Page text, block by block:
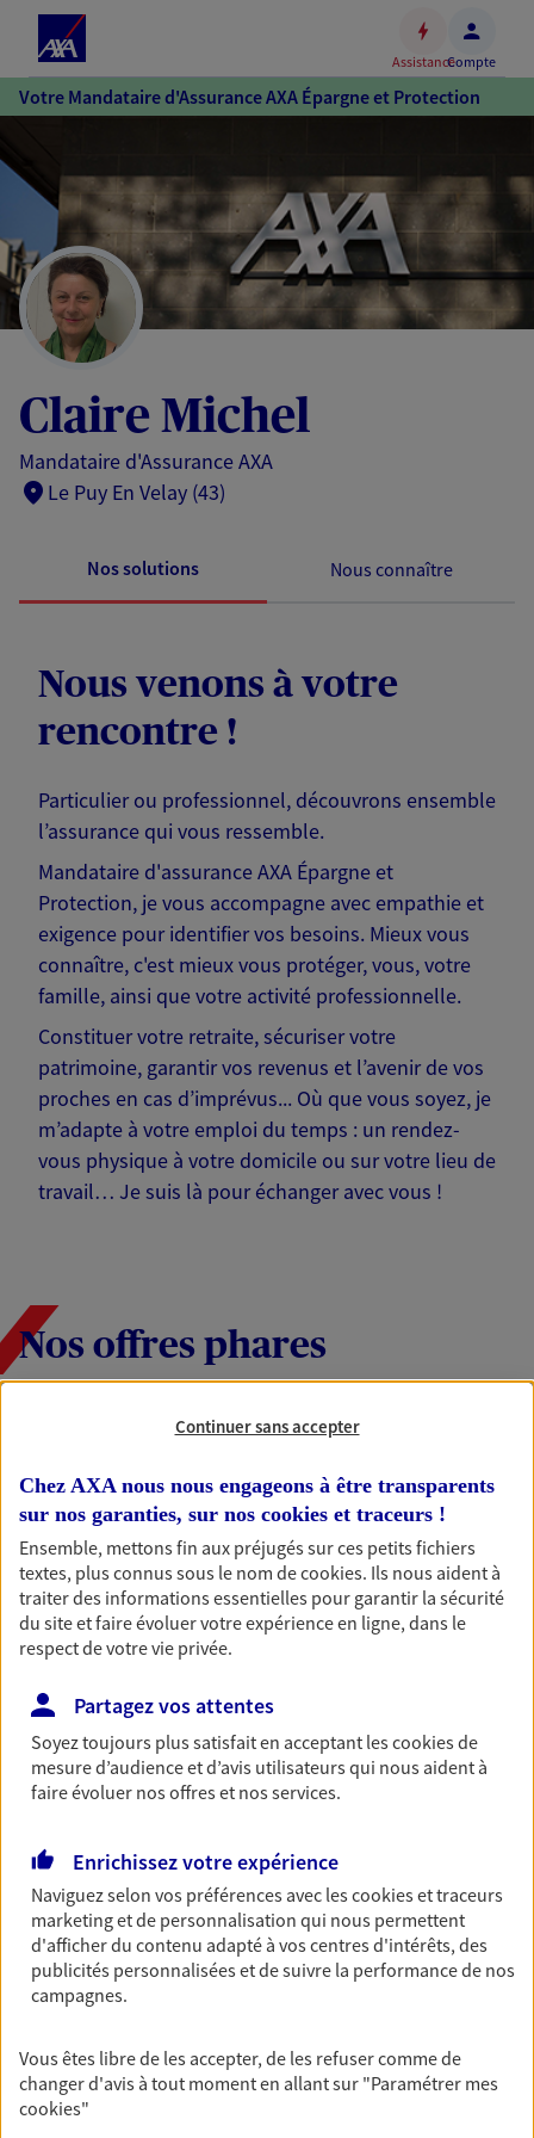
Accéder
au
Accéder
au
pied
de
page
AssistanceCompte
Votre Mandataire d'Assurance AXA Épargne et Protection
Claire Michel
Mandataire d'Assurance AXA
Le Puy En Velay (43)
Nos solutions Nous connaître
Nous venons à votre
rencontre !
Particulier ou professionnel, découvrons ensemble
l’assurance qui vous ressemble.
Mandataire d'assurance AXA Épargne et
Protection, je vous accompagne avec empathie et
exigence pour identifier vos besoins. Mieux vous
connaître, c'est mieux vous protéger, vous, votre
famille, ainsi que votre activité professionnelle.
Constituer votre retraite, sécuriser votre
patrimoine, garantir vos revenus et l’avenir de vos
proches en cas d’imprévus... Où que vous soyez, je
m’adapte à votre emploi du temps : un rendez-
vous physique à votre domicile ou sur votre lieu de
travail… Je suis là pour échanger avec vous !
Nos offres phares
Réalisez vos projets grâce à votre épargne : achat
immobilier, études des enfants ou voyage autour
du monde… Épargnez à votre rythme et
simplement, selon votre profil.
Retraite
Préparez sereinement ce nouveau chapitre de
votre vie avec les conseils d'un expert. Découvrez
notre solution PER (Plan Epargne Retraite)
spécialement conçue pour la retraite.
Couvrez vos dépenses de santé ainsi que celles de
votre famille avec la complémentaire santé qui
vous ressemble.
Prévoyance
Pour un avenir serein, assurez-vous avec notre
d'accident ou de maladie en optant pour les
garanties incapacité temporaire totale de travail,
invalidité ou de décès.
Continuer sans accepter
Chez AXA nous nous engageons à être transparents
sur nos garanties, sur nos cookies et traceurs !
Ensemble, mettons fin aux préjugés sur ces petits fichiers
textes, plus connus sous le nom decookies. Ils nous aident à
traiter des informations essentielles pour garantir la sécurité
du site et faire évoluer votre expérience en ligne, dans le
respect de votre vie privée.
Partagez vos attentes
Soyez toujours plus satisfait en acceptant lescookiesde
mesure d’audience et d’avis utilisateurs qui nous aident à
faire évoluer nos offres et nos services.
Enrichissez votre expérience
Naviguez selon vos préférences avec lescookies et traceurs
marketing et de personnalisation qui nous permettent
d'afficher du contenu adapté à vos centres d'intérêts, des
publicités personnalisées et de suivre la performance de nos
campagnes.
Vous êtes libre de les accepter, de les refuser comme de
changer d'avis à tout moment en allant sur "Paramétrer mes
cookies"